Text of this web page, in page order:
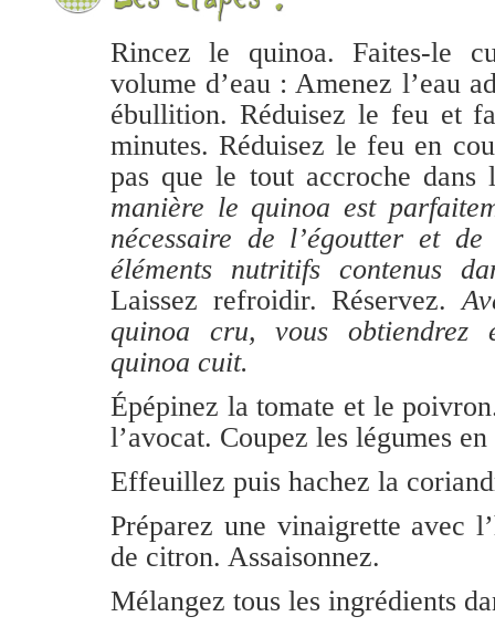
Rincez le quinoa. Faites-le
volume d’eau : Amenez l’eau
ébullition. Réduisez le feu et
minutes. Réduisez le feu en
pas que le tout accroche dans
manière le quinoa est
nécessaire de l’égoutter et
éléments nutritifs contenus
Laissez refroidir. Réservez.
quinoa cru, vous obtiendrez
quinoa cuit.
Épépinez la tomate et le
l’avocat. Coupez les légumes
Effeuillez puis hachez la
Préparez une vinaigrette avec
de citron. Assaisonnez.
Mélangez tous les ingrédients